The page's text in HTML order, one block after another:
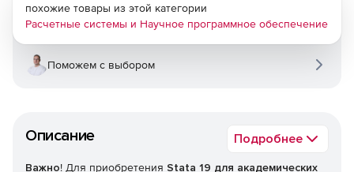
Описание Подробнее
Важно! Для приобретения Stata 19 для академических
похожие товары из этой категории
Расчетные системы и Научное программное обеспечение
Поможем с выбором